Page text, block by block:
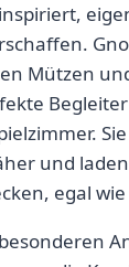
Mützen
und
egal